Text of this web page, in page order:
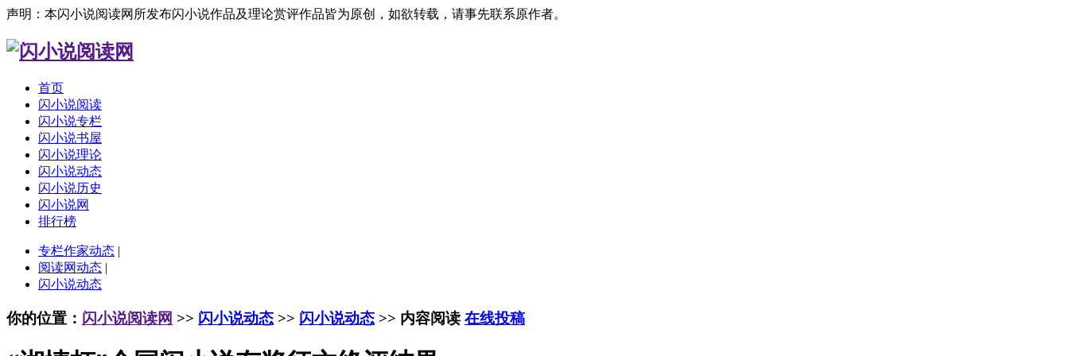
声明：本闪小说阅读网所发布闪小说作品及理论赏评作品皆为原创，如欲转载，请事先联系原作者。
首页
闪小说阅读
闪小说专栏
闪小说书屋
闪小说理论
闪小说动态
闪小说历史
闪小说网
排行榜
专栏作家动态 |
阅读网动态 |
闪小说动态
你的位置： 闪小说阅读网 >> 闪小说动态 >> 闪小说动态 >> 内容阅读 在线投稿